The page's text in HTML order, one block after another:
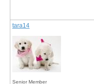
tara14
Senior Member